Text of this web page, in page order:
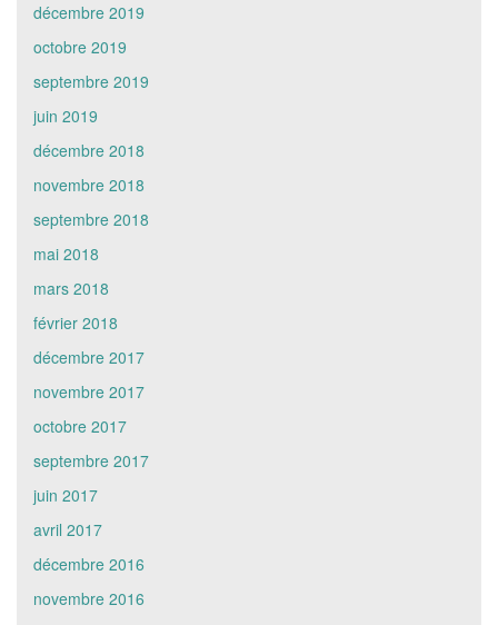
décembre 2019
octobre 2019
septembre 2019
juin 2019
décembre 2018
novembre 2018
septembre 2018
mai 2018
mars 2018
février 2018
décembre 2017
novembre 2017
octobre 2017
septembre 2017
juin 2017
avril 2017
décembre 2016
novembre 2016